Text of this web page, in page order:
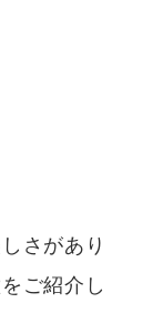
さがあり
ご紹介し